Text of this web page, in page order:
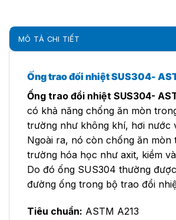
MÔ TẢ CHI TIẾT
Ống trao đổi nhiệt SUS304-
Ống trao đổi nhiệt SUS304-
có khả năng chống ăn mòn
trường như không khí, hơi nước
Ngoài ra, nó còn chống ăn mòn
trường hóa học như axit, kiềm
Do đó ống SUS304 thường
đường ống trong bộ trao đổi
Tiêu chuẩn: ASTM A213